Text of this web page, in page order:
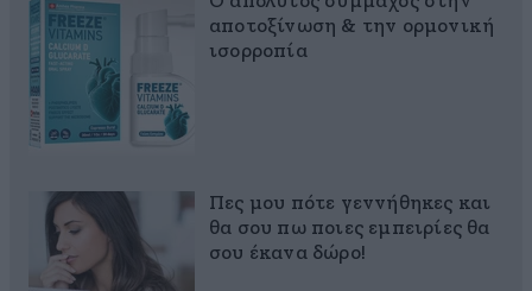
αποτοξίνωση & την ορμονική
ισορροπία
Πες μου πότε γεννήθηκες και
θα σου πω ποιες εμπειρίες θα
σου έκανα δώρο!